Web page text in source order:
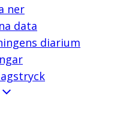
ner
data
diarium